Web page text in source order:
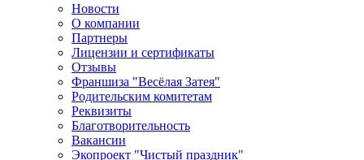
Новости
О компании
Партнеры
Лицензии и сертификаты
Отзывы
Франшиза "Весёлая Затея"
Родительским комитетам
Реквизиты
Благотворительность
Вакансии
Экопроект "Чистый праздник"